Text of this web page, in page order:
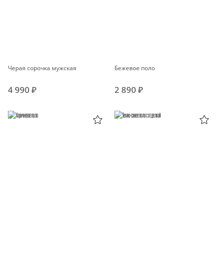
Черая сорочка мужская
4 990 ₽
Бежевое поло
2 890 ₽